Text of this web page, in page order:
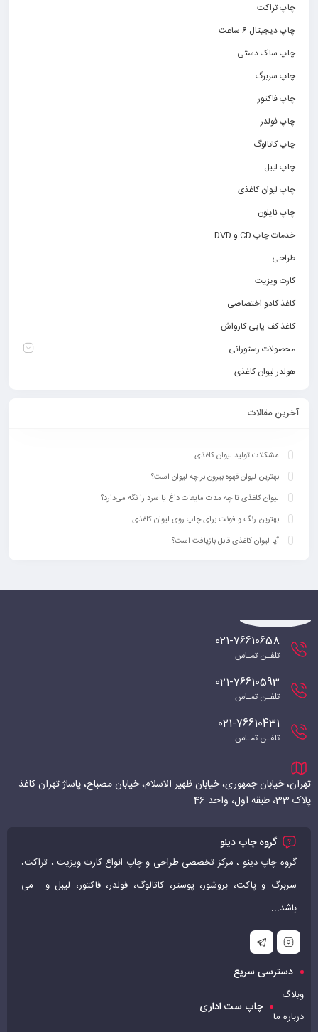
چاپ تراکت
چاپ دیجیتال 6 ساعت
چاپ ساک دستی
چاپ سربرگ
چاپ فاکتور
چاپ فولدر
چاپ کاتالوگ
چاپ لیبل
چاپ لیوان کاغذی
چاپ نایلون
خدمات چاپ CD و DVD
طراحی
کارت ویزیت
کاغذ کادو اختصاصی
کاغذ کف پایی کارواش
محصولات رستورانی
هولدر لیوان کاغذی
آخرین مقالات
مشکلات تولید لیوان کاغذی
بهترین لیوان قهوه بیرون بر چه لیوان است؟
لیوان کاغذی تا چه مدت مایعات داغ یا سرد را نگه می‌دارد؟
بهترین رنگ‌ و فونت برای چاپ روی لیوان کاغذی
آیا لیوان کاغذی قابل بازیافت است؟
021-76610658
تلفـن تمـاس
021-76610593
تلفـن تمـاس
021-76610431
تلفـن تمـاس
تهران، خیابان جمهوری، خیابان ظهیر الاسلام، خیابان مصباح، پاساژ تهران کاغذ
پلاک 33، طبقه اول، واحد 46
گروه چاپ دینو
گروه چاپ دینو ، مرکز تخصصی طراحی و چاپ انواع کارت ویزیت ، تراکت،
سربرگ و پاکت، بروشور، پوستر، کاتالوگ، فولدر، فاکتور، لیبل و… می
باشد...
دسترسی سریع
وبلاگ
درباره ما
چاپ ست اداری